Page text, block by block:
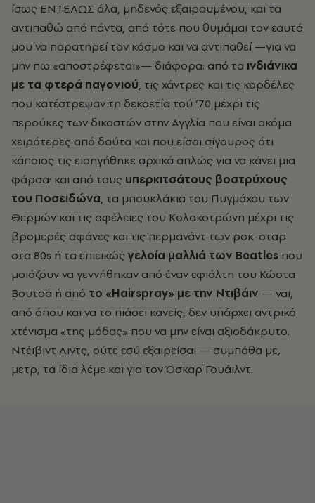
ίσως ΕΝΤΕΛΩΣ όλα, μηδενός εξαιρουμένου, και τα
αντιπαθώ από πάντα, από τότε που θυμάμαι τον εαυτό
μου να παρατηρεί τον κόσμο και να αντιπαθεί —για να
μην πω «αποστρέφεται»— διάφορα: από τα ινδιάνικα
με τα φτερά παγονιού, τις χάντρες και τις κορδέλες
που κατέστρεψαν τη δεκαετία τού ’70 μέχρι τις
περούκες των δικαστών στην Αγγλία που είναι ακόμα
χειρότερες από δαύτα και που είσαι σίγουρος ότι
κάποιος τις εισηγήθηκε αρχικά απλώς για να κάνει μια
φάρσα· και από τους υπερκιτσάτους βοστρύχους
του Ποσειδώνα, τα μπουκλάκια του Πυγμάχου των
Θερμών και τις αφέλειες του Κολοκοτρώνη μέχρι τις
βρομερές αφάνες και τις περμανάντ των ροκ-σταρ
στα 80s ή τα επιεικώς γελοία μαλλιά των Beatles που
μοιάζουν να γεννήθηκαν από έναν εφιάλτη του Κώστα
Βουτσά ή από το «Hairspray» με την Ντιβάιν — ναι,
από όπου και να το πιάσει κανείς, δεν υπάρχει αντρικό
χτένισμα «της μόδας» που να μην είναι αξιοδάκρυτο.
Ντέιβιντ Λιντς, ούτε εσύ εξαιρείσαι — συμπάθα με,
μετρ, τα ίδια λέμε και για τον Όσκαρ Γουάιλντ.